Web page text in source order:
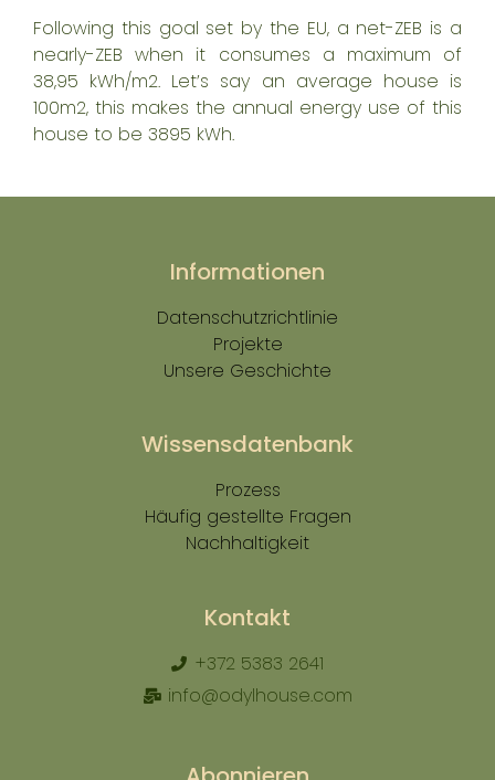
Following this goal set by the EU, a net-ZEB is a
nearly-ZEB when it consumes a maximum of
38,95 kWh/m2. Let’s say an average house is
100m2, this makes the annual energy use of this
house to be 3895 kWh.
Informationen
Datenschutzrichtlinie
Projekte
Unsere Geschichte
Wissensdatenbank
Prozess
Häufig gestellte Fragen
Nachhaltigkeit
Kontakt
+372 5383 2641
info@odylhouse.com